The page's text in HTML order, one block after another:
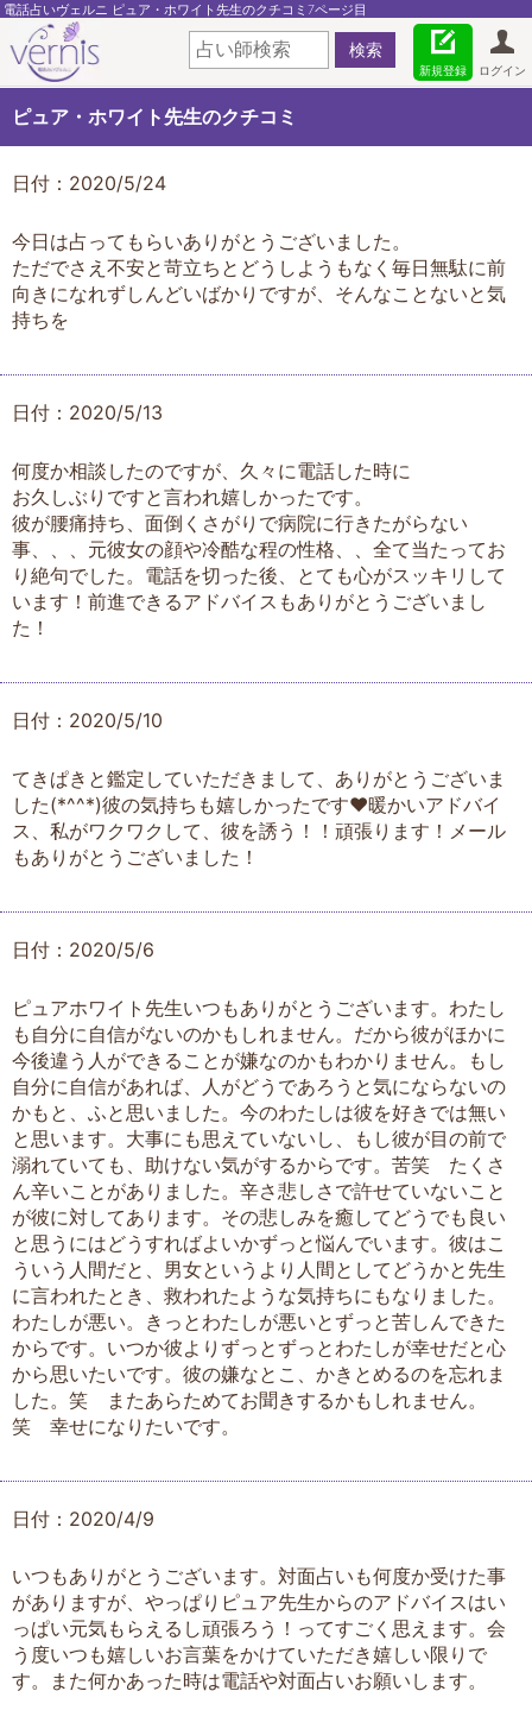
電話占いヴェルニ ピュア・ホワイト先生のクチコミ7ページ目
ログイン
新規登録
ピュア・ホワイト先生のクチコミ
日付：2020/5/24
今日は占ってもらいありがとうございました。
ただでさえ不安と苛立ちとどうしようもなく毎日無駄に前
向きになれずしんどいばかりですが、そんなことないと気
持ちを
日付：2020/5/13
何度か相談したのですが、久々に電話した時に
お久しぶりですと言われ嬉しかったです。
彼が腰痛持ち、面倒くさがりで病院に行きたがらない
事、、、元彼女の顔や冷酷な程の性格、、全て当たってお
り絶句でした。電話を切った後、とても心がスッキリして
います！前進できるアドバイスもありがとうございまし
た！
日付：2020/5/10
てきぱきと鑑定していただきまして、ありがとうございま
した(*^^*)彼の気持ちも嬉しかったです♥️暖かいアドバイ
ス、私がワクワクして、彼を誘う！！頑張ります！メール
もありがとうございました！
日付：2020/5/6
ピュアホワイト先生いつもありがとうございます。わたし
も自分に自信がないのかもしれません。だから彼がほかに
今後違う人ができることが嫌なのかもわかりません。もし
自分に自信があれば、人がどうであろうと気にならないの
かもと、ふと思いました。今のわたしは彼を好きでは無い
と思います。大事にも思えていないし、もし彼が目の前で
溺れていても、助けない気がするからです。苦笑 たくさ
ん辛いことがありました。辛さ悲しさで許せていないこと
が彼に対してあります。その悲しみを癒してどうでも良い
と思うにはどうすればよいかずっと悩んでいます。彼はこ
ういう人間だと、男女というより人間としてどうかと先生
に言われたとき、救われたような気持ちにもなりました。
わたしが悪い。きっとわたしが悪いとずっと苦しんできた
からです。いつか彼よりずっとずっとわたしが幸せだと心
から思いたいです。彼の嫌なとこ、かきとめるのを忘れま
した。笑 またあらためてお聞きするかもしれません。
笑 幸せになりたいです。
日付：2020/4/9
いつもありがとうございます。対面占いも何度か受けた事
がありますが、やっぱりピュア先生からのアドバイスはい
っぱい元気もらえるし頑張ろう！ってすごく思えます。会
う度いつも嬉しいお言葉をかけていただき嬉しい限りで
す。また何かあった時は電話や対面占いお願いします。